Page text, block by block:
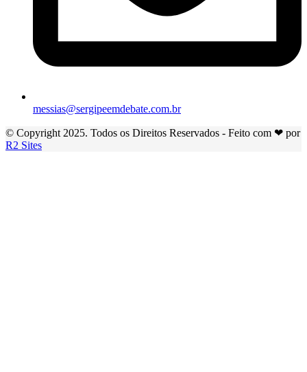
messias@sergipeemdebate.com.br
© Copyright 2025. Todos os Direitos Reservados - Feito com ❤ por
R2 Sites